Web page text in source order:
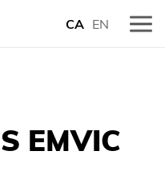
CA EN
EMVIC